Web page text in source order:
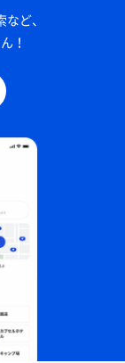
ど、
！